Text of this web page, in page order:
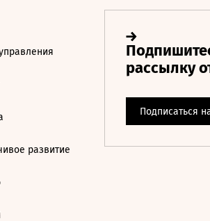
развитие